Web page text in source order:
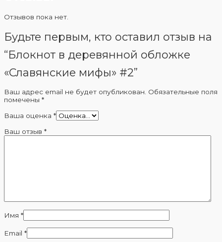
Отзывов пока нет.
Будьте первым, кто оставил отзыв на
“Блокнот в деревянной обложке
«Славянские мифы» #2”
Ваш адрес email не будет опубликован. Обязательные поля
помечены *
Ваша оценка *
Ваш отзыв *
Имя *
Email *